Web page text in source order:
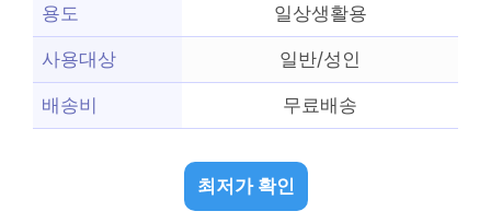
용도 일상생활용
사용대상 일반/성인
배송비 무료배송
최저가 확인